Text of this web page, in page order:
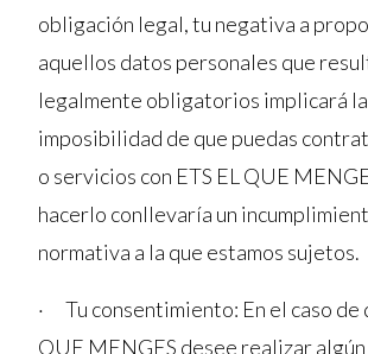
obligación legal, tu negativa a
aquellos datos personales que
legalmente obligatorios implicará la
imposibilidad de que puedas
o servicios con ETS EL QUE
hacerlo conllevaría un
normativa a la que estamos sujetos.
· Tu consentimiento: En el caso de
QUE MENGES desee realizar